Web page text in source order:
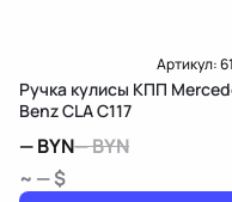
Артикул:
Ручка кулисы КПП
Benz CLA C117
—BYN—BYN
~ — $